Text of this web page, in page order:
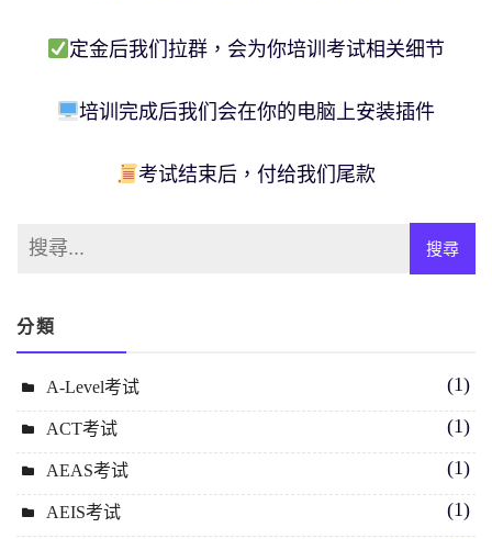
定金后我们拉群，会为你培训考试相关细节
培训完成后我们会在你的电脑上安装插件
考试结束后，付给我们尾款
分類
A-Level考试 (1)
ACT考试 (1)
AEAS考试 (1)
AEIS考试 (1)